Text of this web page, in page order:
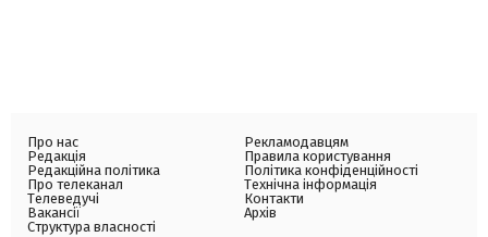
Про нас
Редакція
Редакційна політика
Про телеканал
Телеведучі
Вакансії
Структура власності
Рекламодавцям
Правила користування
Політика конфіденційності
Технічна інформація
Контакти
Архів